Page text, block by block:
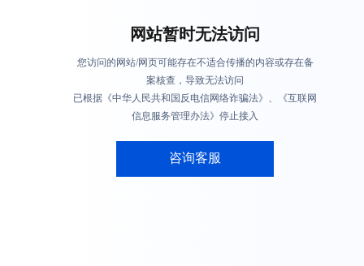
网站暂时无法访问
您访问的网站/网页可能存在不适合传播的内容或存在备
案核查，导致无法访问
已根据《中华人民共和国反电信网络诈骗法》、《互联网
信息服务管理办法》停止接入
咨询客服